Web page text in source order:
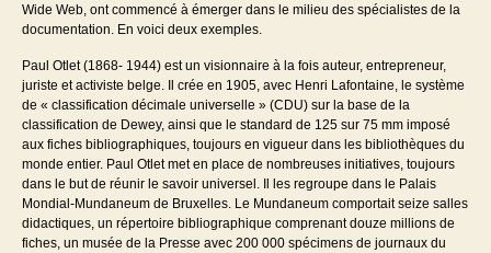
Wide Web, ont commencé à émerger dans le milieu des spécialistes de la
documentation. En voici deux exemples.
Paul Otlet (1868- 1944) est un visionnaire à la fois auteur, entrepreneur,
juriste et activiste belge. Il crée en 1905, avec Henri Lafontaine, le système
de « classification décimale universelle » (CDU) sur la base de la
classification de Dewey, ainsi que le standard de 125 sur 75 mm imposé
aux fiches bibliographiques, toujours en vigueur dans les bibliothèques du
monde entier. Paul Otlet met en place de nombreuses initiatives, toujours
dans le but de réunir le savoir universel. Il les regroupe dans le Palais
Mondial-Mundaneum de Bruxelles. Le Mundaneum comportait seize salles
didactiques, un répertoire bibliographique comprenant douze millions de
fiches, un musée de la Presse avec 200 000 spécimens de journaux du